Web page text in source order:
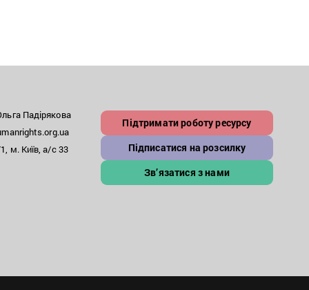
Падірякова
м. Київ, а/с 33
Підтримати роботу ресурсу
Підписатися на розсилку
Зв’язатися з нами